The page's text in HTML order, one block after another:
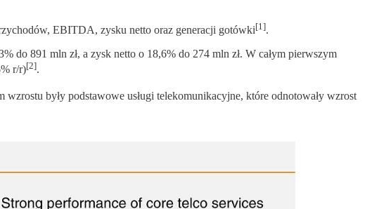
EBITDA, zysku netto oraz generacji gotówki[1].
do 891 mln zł, a zysk netto o 18,6% do 274 mln zł. W całym pierwszym
r/r)[2].
wzrostu były podstawowe usługi telekomunikacyjne, które odnotowały wzrost